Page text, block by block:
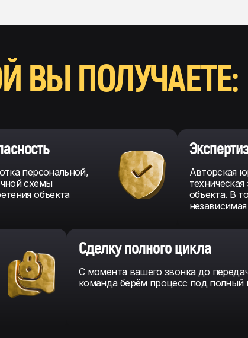
ВЫ ПОЛУЧАЕТЕ:
персональной,
схемы
объекта
Авторская
объекта. В
независимая
Сделку полного цикла
С момента вашего звонка до
команда берём процесс под полный